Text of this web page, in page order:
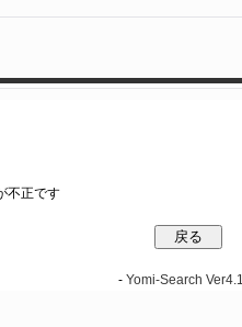
不正です
- Yomi-Search